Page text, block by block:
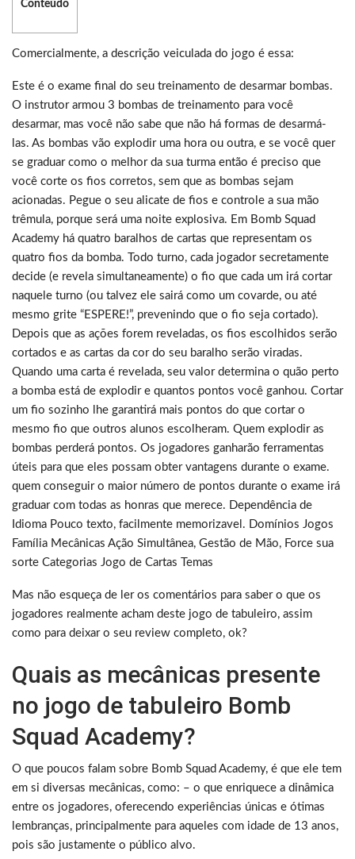
Conteúdo
Comercialmente, a descrição veiculada do jogo é essa:
Este é o exame final do seu treinamento de desarmar bombas.
O instrutor armou 3 bombas de treinamento para você
desarmar, mas você não sabe que não há formas de desarmá-
las. As bombas vão explodir uma hora ou outra, e se você quer
se graduar como o melhor da sua turma então é preciso que
você corte os fios corretos, sem que as bombas sejam
acionadas. Pegue o seu alicate de fios e controle a sua mão
trêmula, porque será uma noite explosiva. Em Bomb Squad
Academy há quatro baralhos de cartas que representam os
quatro fios da bomba. Todo turno, cada jogador secretamente
decide (e revela simultaneamente) o fio que cada um irá cortar
naquele turno (ou talvez ele sairá como um covarde, ou até
mesmo grite “ESPERE!”, prevenindo que o fio seja cortado).
Depois que as ações forem reveladas, os fios escolhidos serão
cortados e as cartas da cor do seu baralho serão viradas.
Quando uma carta é revelada, seu valor determina o quão perto
a bomba está de explodir e quantos pontos você ganhou. Cortar
um fio sozinho lhe garantirá mais pontos do que cortar o
mesmo fio que outros alunos escolheram. Quem explodir as
bombas perderá pontos. Os jogadores ganharão ferramentas
úteis para que eles possam obter vantagens durante o exame.
quem conseguir o maior número de pontos durante o exame irá
graduar com todas as honras que merece. Dependência de
Idioma Pouco texto, facilmente memorizavel. Domínios Jogos
Família Mecânicas Ação Simultânea, Gestão de Mão, Force sua
sorte Categorias Jogo de Cartas Temas
Mas não esqueça de ler os comentários para saber o que os
jogadores realmente acham deste jogo de tabuleiro, assim
como para deixar o seu review completo, ok?
Quais as mecânicas presente
no jogo de tabuleiro Bomb
Squad Academy?
O que poucos falam sobre Bomb Squad Academy, é que ele tem
em si diversas mecânicas, como: – o que enriquece a dinâmica
entre os jogadores, oferecendo experiências únicas e ótimas
lembranças, principalmente para aqueles com idade de 13 anos,
pois são justamente o público alvo.